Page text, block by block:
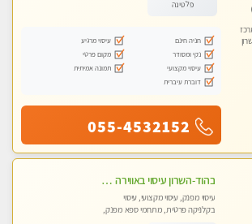
פלטינה
חניה חינם
עיסוי מרגיע
נקי ומסודר
מקום פרטי
עיסוי מקצועי
תמונה אמיתית
דוברת עיברית
055-4532152
בהוד-השרון עיסוי באווירה ביתית רגועה
עיסוי מפנק, עיסוי מקצועי, עיסוי
בקלניקה פרטית, מתחמי ספא מפנק,